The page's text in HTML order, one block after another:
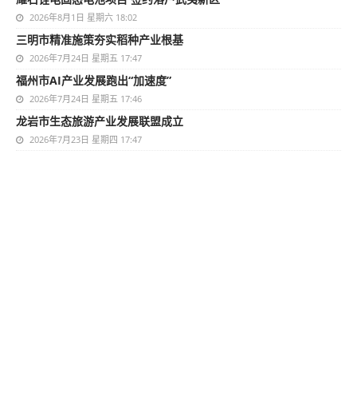
2026年8月1日 星期六 18:02
三明市精准施策夯实稻种产业根基
2026年7月24日 星期五 17:47
福州市AI产业发展跑出“加速度”
2026年7月24日 星期五 17:46
龙岩市生态旅游产业发展联盟成立
2026年7月23日 星期四 17:47